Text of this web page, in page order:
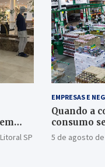
SP
EMPRESAS E
Quando a
consumo
5 de agosto de